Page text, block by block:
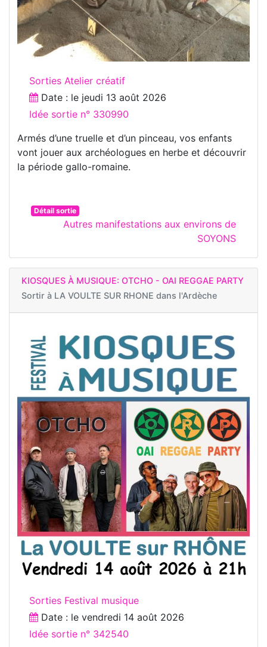
Sorties Atelier créatif
Date : le jeudi 13 août 2026
Idée sortie n° 330990
Armés d’une truelle et d’un pinceau, vos enfants
vont jouer aux archéologues en herbe et découvrir
la période gallo-romaine.
Détail sortie
Autres manifestations aux environs de
SOYONS
KIOSQUES À MUSIQUE: OTCHO - OAI REGGAE PARTY
Sortir à LA VOULTE SUR RHONE dans l'Ardèche
Sorties Festival musique
Date : le vendredi 14 août 2026
Idée sortie n° 342540